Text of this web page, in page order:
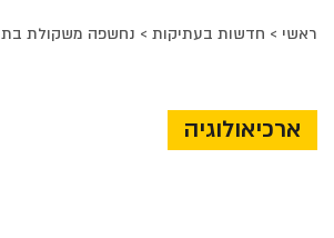
ראשי > חדשות בעתיקות > נחשפה משקולת בת 3000 שנה
ארכיאולוגיה